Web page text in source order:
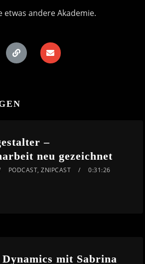
etwas andere Akademie.
–
neu gezeichnet
PODCAST,ZNIPCAST 0:31:26
mit Sabrina